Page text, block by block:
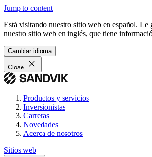
Jump to content
Está visitando nuestro sitio web en español. Le
nuestro sitio web en inglés, que tiene
Cambiar idioma
Close
Productos y servicios
Inversionistas
Carreras
Novedades
Acerca de nosotros
Sitios web